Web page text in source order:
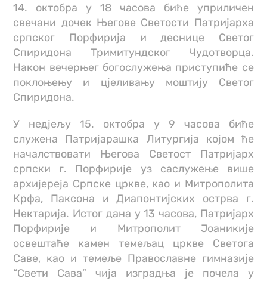
14. октобра у 18 часова биће уприличен
свечани дочек Његове Светости Патријарха
српског Порфирија и деснице Светог
Спиридона Тримитундског Чудотворца.
Након вечерњег богослужења приступиће се
поклоњењу и цјеливању моштију Светог
Спиридона.
У недјељу 15. октобра у 9 часова биће
служена Патријарашка Литургија којом ће
началствовати Његова Светост Патријарх
српски г. Порфирије уз саслужење више
архијереја Српске цркве, као и Митрополита
Крфа, Паксона и Диапонтијских острва г.
Нектарија. Истог дана у 13 часова, Патријарх
Порфирије и Митрополит Јоаникије
освештаће камен темељац цркве Светога
Саве, као и темеље Православне гимназије
“Свети Сава” чија изградња је почела у